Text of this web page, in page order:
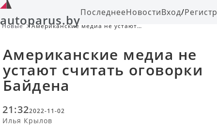
autoparus.byПоследнееНовостиВход/
Новые
Американские медиа не устают
Американские медиа не
устают считать оговорки
Байдена
21:322022-11-02
Илья Крылов